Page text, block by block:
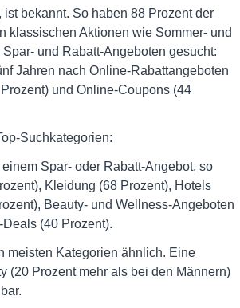
bekannt. So haben 88 Prozent der
klassischen Aktionen wie Sommer- und
und Rabatt-Angeboten gesucht:
Jahren nach Online-Rabattangeboten
und Online-Coupons (44
Suchkategorien:
Spar- oder Rabatt-Angebot, so
Kleidung (68 Prozent), Hotels
Beauty- und Wellness-Angeboten
(40 Prozent).
meisten Kategorien ähnlich. Eine
(20 Prozent mehr als bei den Männern)